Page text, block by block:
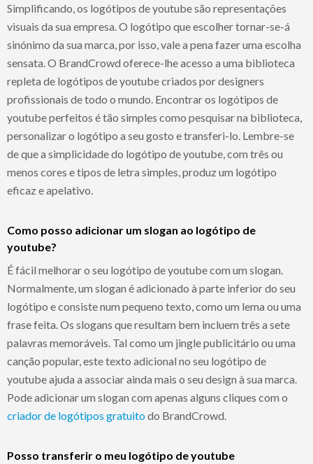
Simplificando, os logótipos de youtube são representações
visuais da sua empresa. O logótipo que escolher tornar-se-á
sinónimo da sua marca, por isso, vale a pena fazer uma escolha
sensata. O BrandCrowd oferece-lhe acesso a uma biblioteca
repleta de logótipos de youtube criados por designers
profissionais de todo o mundo. Encontrar os logótipos de
youtube perfeitos é tão simples como pesquisar na biblioteca,
personalizar o logótipo a seu gosto e transferi-lo. Lembre-se
de que a simplicidade do logótipo de youtube, com três ou
menos cores e tipos de letra simples, produz um logótipo
eficaz e apelativo.
Como posso adicionar um slogan ao logótipo de
youtube?
É fácil melhorar o seu logótipo de youtube com um slogan.
Normalmente, um slogan é adicionado à parte inferior do seu
logótipo e consiste num pequeno texto, como um lema ou uma
frase feita. Os slogans que resultam bem incluem três a sete
palavras memoráveis. Tal como um jingle publicitário ou uma
canção popular, este texto adicional no seu logótipo de
youtube ajuda a associar ainda mais o seu design à sua marca.
Pode adicionar um slogan com apenas alguns cliques com o
criador de logótipos gratuitodo BrandCrowd.
Posso transferir o meu logótipo de youtube